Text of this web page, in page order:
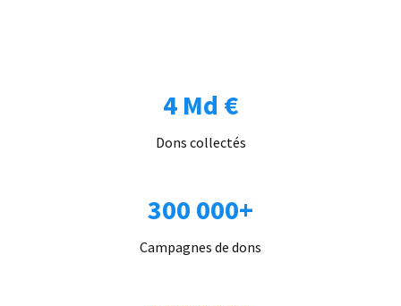
4 Md €
Dons collectés
300 000+
Campagnes de dons